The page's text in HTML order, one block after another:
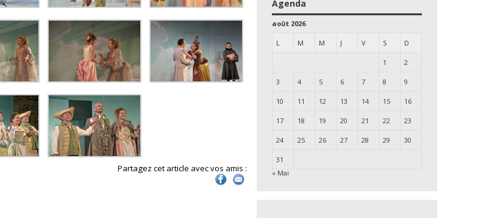
Partagez cet article avec vos amis :
Agenda
août 2026
L M M J V S D
1 2
3 4 5 6 7 8 9
10 11 12 13 14 15 16
17 18 19 20 21 22 23
24 25 26 27 28 29 30
31
« Mai